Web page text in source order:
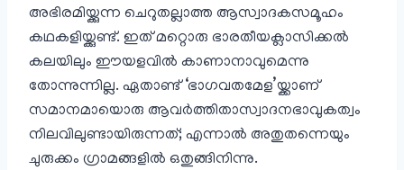
അഭിരമിയ്ക്കുന്ന ചെറുതല്ലാത്ത ആസ്വാദകസമൂഹം
കഥകളിയ്ക്കുണ്ട്. ഇത് മറ്റൊരു ഭാരതീയക്ലാസിക്കൽ
കലയിലും ഈയളവിൽ കാണാനാവുമെന്നു
തോന്നുന്നില്ല. ഏതാണ്ട് ‘ഭാഗവതമേള’യ്ക്കാണ്
സമാനമായൊരു ആവർത്തിതാസ്വാദനഭാവുകത്വം
നിലവിലുണ്ടായിരുന്നത്; എന്നാൽ അതുതന്നെയും
ചുരുക്കം ഗ്രാമങ്ങളിൽ ഒതുങ്ങിനിന്നു.